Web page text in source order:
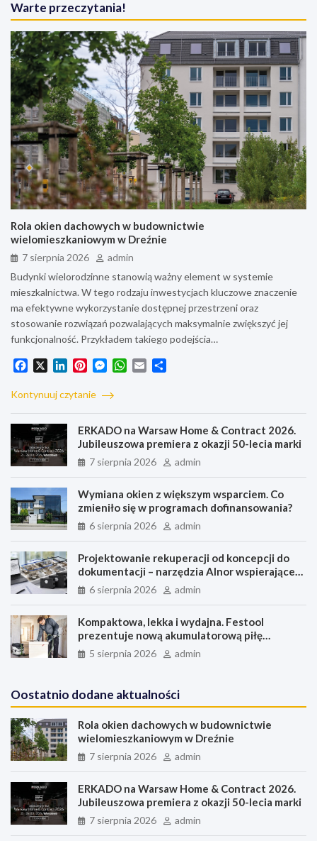
Warte przeczytania!
Rola okien dachowych w budownictwie
wielomieszkaniowym w Dreźnie
7 sierpnia 2026
admin
Budynki wielorodzinne stanowią ważny element w systemie
mieszkalnictwa. W tego rodzaju inwestycjach kluczowe znaczenie
ma efektywne wykorzystanie dostępnej przestrzeni oraz
stosowanie rozwiązań pozwalających maksymalnie zwiększyć jej
funkcjonalność. Przykładem takiego podejścia…
c
b
o
k
n
n
r
e
s
t
M
s
n
g
e
r
W
A
p
p
Kontynuuj czytanie
ERKADO na Warsaw Home & Contract 2026.
Jubileuszowa premiera z okazji 50-lecia marki
7 sierpnia 2026 admin
Wymiana okien z większym wsparciem. Co
zmieniło się w programach dofinansowania?
6 sierpnia 2026 admin
Projektowanie rekuperacji od koncepcji do
dokumentacji – narzędzia Alnor wspierające
każdy etap pracy
6 sierpnia 2026 admin
Kompaktowa, lekka i wydajna. Festool
prezentuje nową akumulatorową piłę
szablastą ERSC 18
5 sierpnia 2026 admin
Oostatnio dodane aktualności
Rola okien dachowych w budownictwie
wielomieszkaniowym w Dreźnie
7 sierpnia 2026 admin
ERKADO na Warsaw Home & Contract 2026.
Jubileuszowa premiera z okazji 50-lecia marki
7 sierpnia 2026 admin